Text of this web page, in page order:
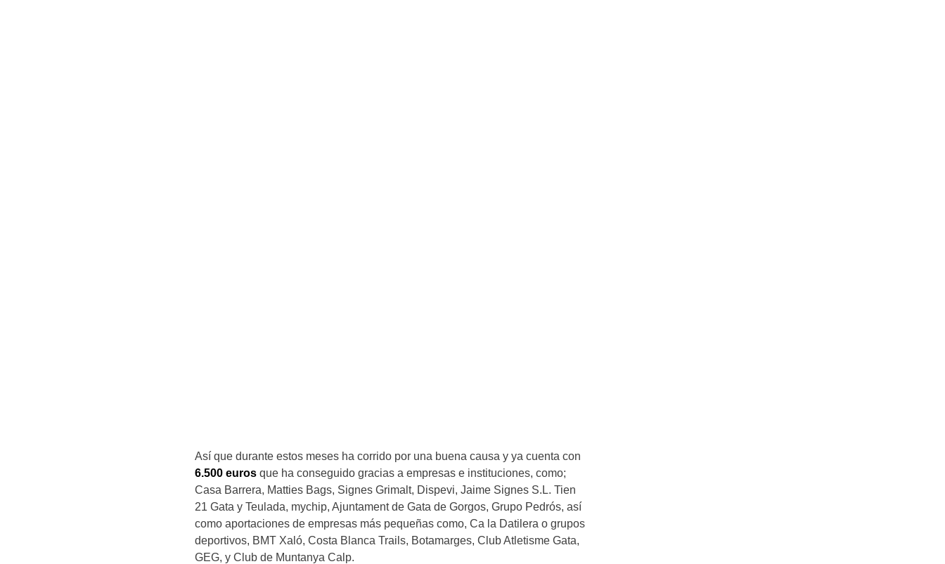
Así que durante estos meses ha corrido por una buena causa y ya cuenta con
6.500 euros que ha conseguido gracias a empresas e instituciones, como;
Casa Barrera, Matties Bags, Signes Grimalt, Dispevi, Jaime Signes S.L. Tien
21 Gata y Teulada, mychip, Ajuntament de Gata de Gorgos, Grupo Pedrós, así
como aportaciones de empresas más pequeñas como, Ca la Datilera o grupos
deportivos, BMT Xaló, Costa Blanca Trails, Botamarges, Club Atletisme Gata,
GEG, y Club de Muntanya Calp.